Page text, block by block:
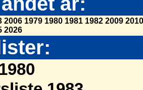
2006 1979 1980 1981 1982 2009 2010
2026